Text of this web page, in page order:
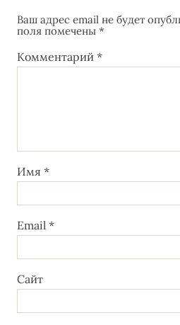
Ваш адрес email не будет
поля помечены *
Комментарий *
Имя *
Email *
Сайт